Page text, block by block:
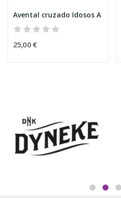
Avental cruzado Idosos A
25,00 €